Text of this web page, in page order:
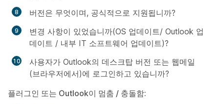
버전은 무엇이며, 공식적으로 지원됩니까?
변경 사항이 있었습니까(OS 업데이트/ Outlook 업
데이트 / 내부 IT 소프트웨어 업데이트)?
사용자가 Outlook의 데스크탑 버전 또는 웹메일
(브라우저에서)에 로그인하고 있습니까?
플러그인 또는 Outlook이 멈춤 / 충돌함: